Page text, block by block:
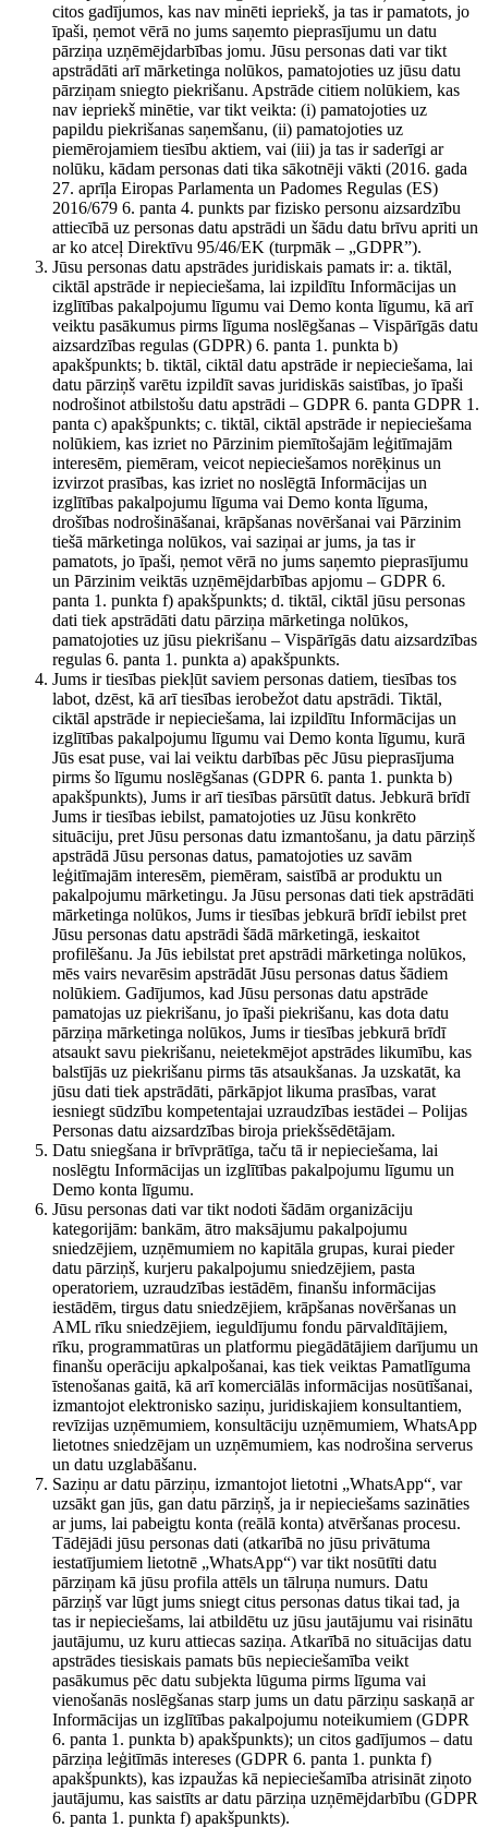
citos gadījumos, kas nav minēti iepriekš, ja tas ir pamatots, jo
īpaši, ņemot vērā no jums saņemto pieprasījumu un datu
pārziņa uzņēmējdarbības jomu. Jūsu personas dati var tikt
apstrādāti arī mārketinga nolūkos, pamatojoties uz jūsu datu
pārziņam sniegto piekrišanu. Apstrāde citiem nolūkiem, kas
nav iepriekš minētie, var tikt veikta: (i) pamatojoties uz
papildu piekrišanas saņemšanu, (ii) pamatojoties uz
piemērojamiem tiesību aktiem, vai (iii) ja tas ir saderīgi ar
nolūku, kādam personas dati tika sākotnēji vākti (2016. gada
27. aprīļa Eiropas Parlamenta un Padomes Regulas (ES)
2016/679 6. panta 4. punkts par fizisko personu aizsardzību
attiecībā uz personas datu apstrādi un šādu datu brīvu apriti un
ar ko atceļ Direktīvu 95/46/EK (turpmāk – „GDPR”).
Jūsu personas datu apstrādes juridiskais pamats ir: a. tiktāl,
ciktāl apstrāde ir nepieciešama, lai izpildītu Informācijas un
izglītības pakalpojumu līgumu vai Demo konta līgumu, kā arī
veiktu pasākumus pirms līguma noslēgšanas – Vispārīgās datu
aizsardzības regulas (GDPR) 6. panta 1. punkta b)
apakšpunkts; b. tiktāl, ciktāl datu apstrāde ir nepieciešama, lai
datu pārziņš varētu izpildīt savas juridiskās saistības, jo īpaši
nodrošinot atbilstošu datu apstrādi – GDPR 6. panta GDPR 1.
panta c) apakšpunkts; c. tiktāl, ciktāl apstrāde ir nepieciešama
nolūkiem, kas izriet no Pārzinim piemītošajām leģitīmajām
interesēm, piemēram, veicot nepieciešamos norēķinus un
izvirzot prasības, kas izriet no noslēgtā Informācijas un
izglītības pakalpojumu līguma vai Demo konta līguma,
drošības nodrošināšanai, krāpšanas novēršanai vai Pārzinim
tiešā mārketinga nolūkos, vai saziņai ar jums, ja tas ir
pamatots, jo īpaši, ņemot vērā no jums saņemto pieprasījumu
un Pārzinim veiktās uzņēmējdarbības apjomu – GDPR 6.
panta 1. punkta f) apakšpunkts; d. tiktāl, ciktāl jūsu personas
dati tiek apstrādāti datu pārziņa mārketinga nolūkos,
pamatojoties uz jūsu piekrišanu – Vispārīgās datu aizsardzības
regulas 6. panta 1. punkta a) apakšpunkts.
Jums ir tiesības piekļūt saviem personas datiem, tiesības tos
labot, dzēst, kā arī tiesības ierobežot datu apstrādi. Tiktāl,
ciktāl apstrāde ir nepieciešama, lai izpildītu Informācijas un
izglītības pakalpojumu līgumu vai Demo konta līgumu, kurā
Jūs esat puse, vai lai veiktu darbības pēc Jūsu pieprasījuma
pirms šo līgumu noslēgšanas (GDPR 6. panta 1. punkta b)
apakšpunkts), Jums ir arī tiesības pārsūtīt datus. Jebkurā brīdī
Jums ir tiesības iebilst, pamatojoties uz Jūsu konkrēto
situāciju, pret Jūsu personas datu izmantošanu, ja datu pārziņš
apstrādā Jūsu personas datus, pamatojoties uz savām
leģitīmajām interesēm, piemēram, saistībā ar produktu un
pakalpojumu mārketingu. Ja Jūsu personas dati tiek apstrādāti
mārketinga nolūkos, Jums ir tiesības jebkurā brīdī iebilst pret
Jūsu personas datu apstrādi šādā mārketingā, ieskaitot
profilēšanu. Ja Jūs iebilstat pret apstrādi mārketinga nolūkos,
mēs vairs nevarēsim apstrādāt Jūsu personas datus šādiem
nolūkiem. Gadījumos, kad Jūsu personas datu apstrāde
pamatojas uz piekrišanu, jo īpaši piekrišanu, kas dota datu
pārziņa mārketinga nolūkos, Jums ir tiesības jebkurā brīdī
atsaukt savu piekrišanu, neietekmējot apstrādes likumību, kas
balstījās uz piekrišanu pirms tās atsaukšanas. Ja uzskatāt, ka
jūsu dati tiek apstrādāti, pārkāpjot likuma prasības, varat
iesniegt sūdzību kompetentajai uzraudzības iestādei – Polijas
Personas datu aizsardzības biroja priekšsēdētājam.
Datu sniegšana ir brīvprātīga, taču tā ir nepieciešama, lai
noslēgtu Informācijas un izglītības pakalpojumu līgumu un
Demo konta līgumu.
Jūsu personas dati var tikt nodoti šādām organizāciju
kategorijām: bankām, ātro maksājumu pakalpojumu
sniedzējiem, uzņēmumiem no kapitāla grupas, kurai pieder
datu pārziņš, kurjeru pakalpojumu sniedzējiem, pasta
operatoriem, uzraudzības iestādēm, finanšu informācijas
iestādēm, tirgus datu sniedzējiem, krāpšanas novēršanas un
AML rīku sniedzējiem, ieguldījumu fondu pārvaldītājiem,
rīku, programmatūras un platformu piegādātājiem darījumu un
finanšu operāciju apkalpošanai, kas tiek veiktas Pamatlīguma
īstenošanas gaitā, kā arī komerciālās informācijas nosūtīšanai,
izmantojot elektronisko saziņu, juridiskajiem konsultantiem,
revīzijas uzņēmumiem, konsultāciju uzņēmumiem, WhatsApp
lietotnes sniedzējam un uzņēmumiem, kas nodrošina serverus
un datu uzglabāšanu.
Saziņu ar datu pārziņu, izmantojot lietotni „WhatsApp“, var
uzsākt gan jūs, gan datu pārziņš, ja ir nepieciešams sazināties
ar jums, lai pabeigtu konta (reālā konta) atvēršanas procesu.
Tādējādi jūsu personas dati (atkarībā no jūsu privātuma
iestatījumiem lietotnē „WhatsApp“) var tikt nosūtīti datu
pārziņam kā jūsu profila attēls un tālruņa numurs. Datu
pārziņš var lūgt jums sniegt citus personas datus tikai tad, ja
tas ir nepieciešams, lai atbildētu uz jūsu jautājumu vai risinātu
jautājumu, uz kuru attiecas saziņa. Atkarībā no situācijas datu
apstrādes tiesiskais pamats būs nepieciešamība veikt
pasākumus pēc datu subjekta lūguma pirms līguma vai
vienošanās noslēgšanas starp jums un datu pārziņu saskaņā ar
Informācijas un izglītības pakalpojumu noteikumiem (GDPR
6. panta 1. punkta b) apakšpunkts); un citos gadījumos – datu
pārziņa leģitīmās intereses (GDPR 6. panta 1. punkta f)
apakšpunkts), kas izpaužas kā nepieciešamība atrisināt ziņoto
jautājumu, kas saistīts ar datu pārziņa uzņēmējdarbību (GDPR
6. panta 1. punkta f) apakšpunkts).